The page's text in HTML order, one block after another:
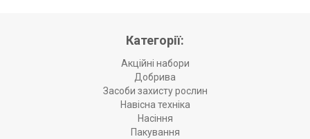
Категорії:
Акційні набори
Добрива
Засоби захисту рослин
Навісна техніка
Насіння
Пакування